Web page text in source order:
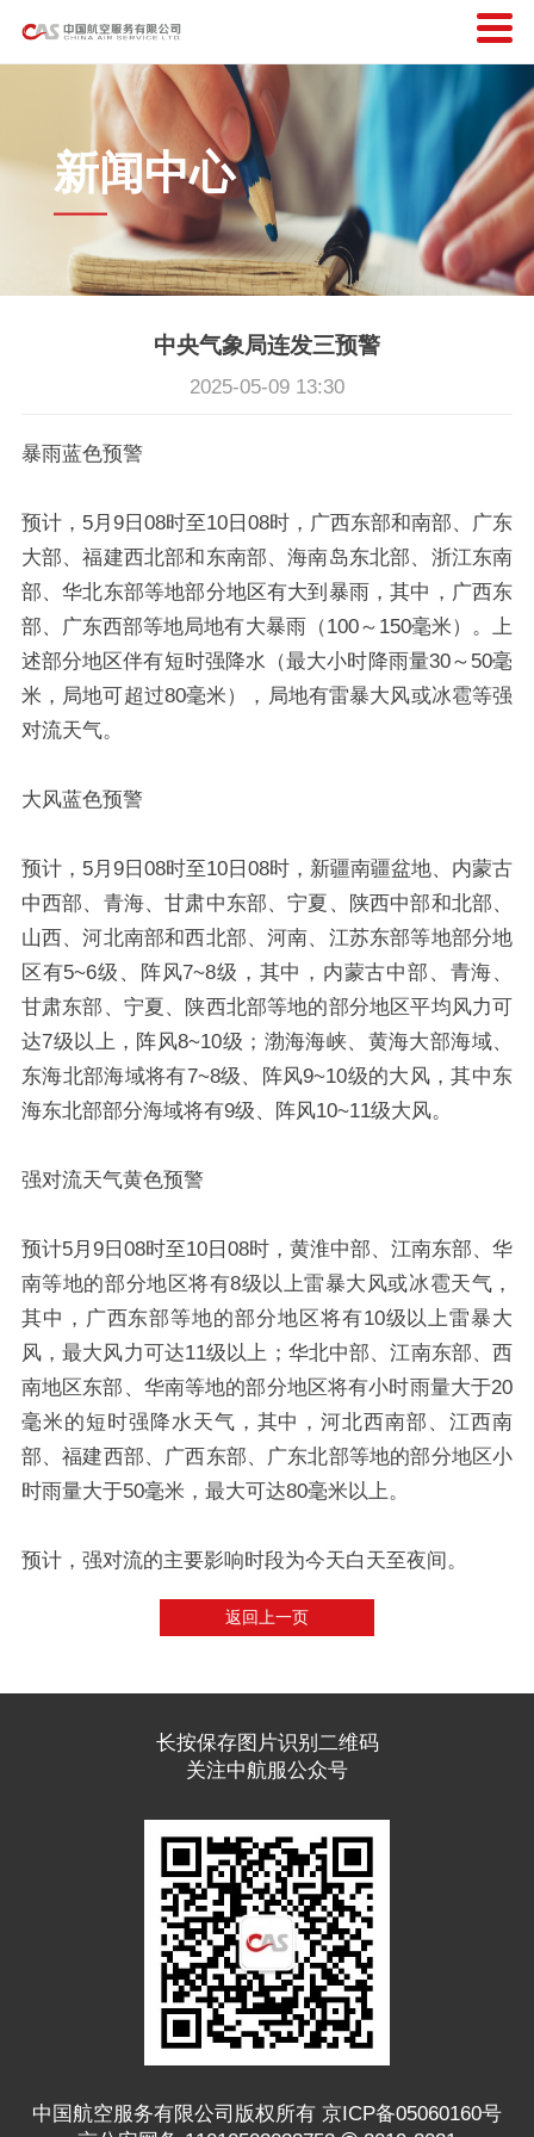
新闻中心
中央气象局连发三预警
2025-05-09 13:30
暴雨蓝色预警
预计，5月9日08时至10日08时，广西东部和南部、广东
大部、福建西北部和东南部、海南岛东北部、浙江东南
部、华北东部等地部分地区有大到暴雨，其中，广西东
部、广东西部等地局地有大暴雨（100～150毫米）。上
述部分地区伴有短时强降水（最大小时降雨量30～50毫
米，局地可超过80毫米），局地有雷暴大风或冰雹等强
对流天气。
大风蓝色预警
预计，5月9日08时至10日08时，新疆南疆盆地、内蒙古
中西部、青海、甘肃中东部、宁夏、陕西中部和北部、
山西、河北南部和西北部、河南、江苏东部等地部分地
区有5~6级、阵风7~8级，其中，内蒙古中部、青海、
甘肃东部、宁夏、陕西北部等地的部分地区平均风力可
达7级以上，阵风8~10级；渤海海峡、黄海大部海域、
东海北部海域将有7~8级、阵风9~10级的大风，其中东
海东北部部分海域将有9级、阵风10~11级大风。
强对流天气黄色预警
预计5月9日08时至10日08时，黄淮中部、江南东部、华
南等地的部分地区将有8级以上雷暴大风或冰雹天气，
其中，广西东部等地的部分地区将有10级以上雷暴大
风，最大风力可达11级以上；华北中部、江南东部、西
南地区东部、华南等地的部分地区将有小时雨量大于20
毫米的短时强降水天气，其中，河北西南部、江西南
部、福建西部、广西东部、广东北部等地的部分地区小
时雨量大于50毫米，最大可达80毫米以上。
预计，强对流的主要影响时段为今天白天至夜间。
返回上一页
长按保存图片识别二维码
关注中航服公众号
中国航空服务有限公司版权所有 京ICP备05060160号